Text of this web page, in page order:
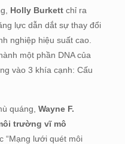
Holly Burkettchỉ ra
lực dẫn dắt sự thay đổi
nghiệp hiệu suất cao.
một phần DNA của
vào 3 khía cạnh: Cấu
quáng, Wayne F.
trường vĩ mô
“Mạng lưới quét môi